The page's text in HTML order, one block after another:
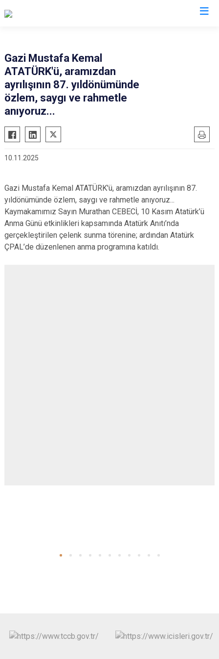
Ayvalık
Balya
Bandırma
Burhaniye
Dursunbey
Erdek
Gömeç
Gönen
Havran
İvrindi
Susurluk
Karesi
Altıeylül
Gazi Mustafa Kemal
ATATÜRK'ü, aramızdan
ayrılışının 87. yıldönümünde
özlem, saygı ve rahmetle
anıyoruz...
10.11.2025
Gazi Mustafa Kemal ATATÜRK'ü, aramızdan ayrılışının 87.
yıldönümünde özlem, saygı ve rahmetle anıyoruz...
Kaymakamımız Sayın Murathan CEBECİ, 10 Kasım Atatürk’ü
Anma Günü etkinlikleri kapsamında Atatürk Anıtı’nda
gerçekleştirilen çelenk sunma törenine; ardından Atatürk
ÇPAL’de düzenlenen anma programına katıldı.